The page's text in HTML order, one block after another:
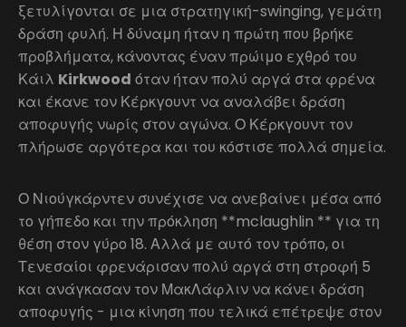
ξετυλίγονται σε μια στρατηγική-swinging, γεμάτη
δράση φυλή. Η δύναμη ήταν η πρώτη που βρήκε
προβλήματα, κάνοντας έναν πρώιμο εχθρό του
Κάιλ Kirkwood όταν ήταν πολύ αργά στα φρένα
και έκανε τον Κέρκγουντ να αναλάβει δράση
αποφυγής νωρίς στον αγώνα. Ο Κέρκγουντ τον
πλήρωσε αργότερα και του κόστισε πολλά σημεία.
Ο Νιούγκάρντεν συνέχισε να ανεβαίνει μέσα από
το γήπεδο και την πρόκληση **mclaughlin ** για τη
θέση στον γύρο 18. Αλλά με αυτό τον τρόπο, οι
Τενεσαίοι φρενάρισαν πολύ αργά στη στροφή 5
και ανάγκασαν τον ΜακΛάφλιν να κάνει δράση
αποφυγής - μια κίνηση που τελικά επέτρεψε στον